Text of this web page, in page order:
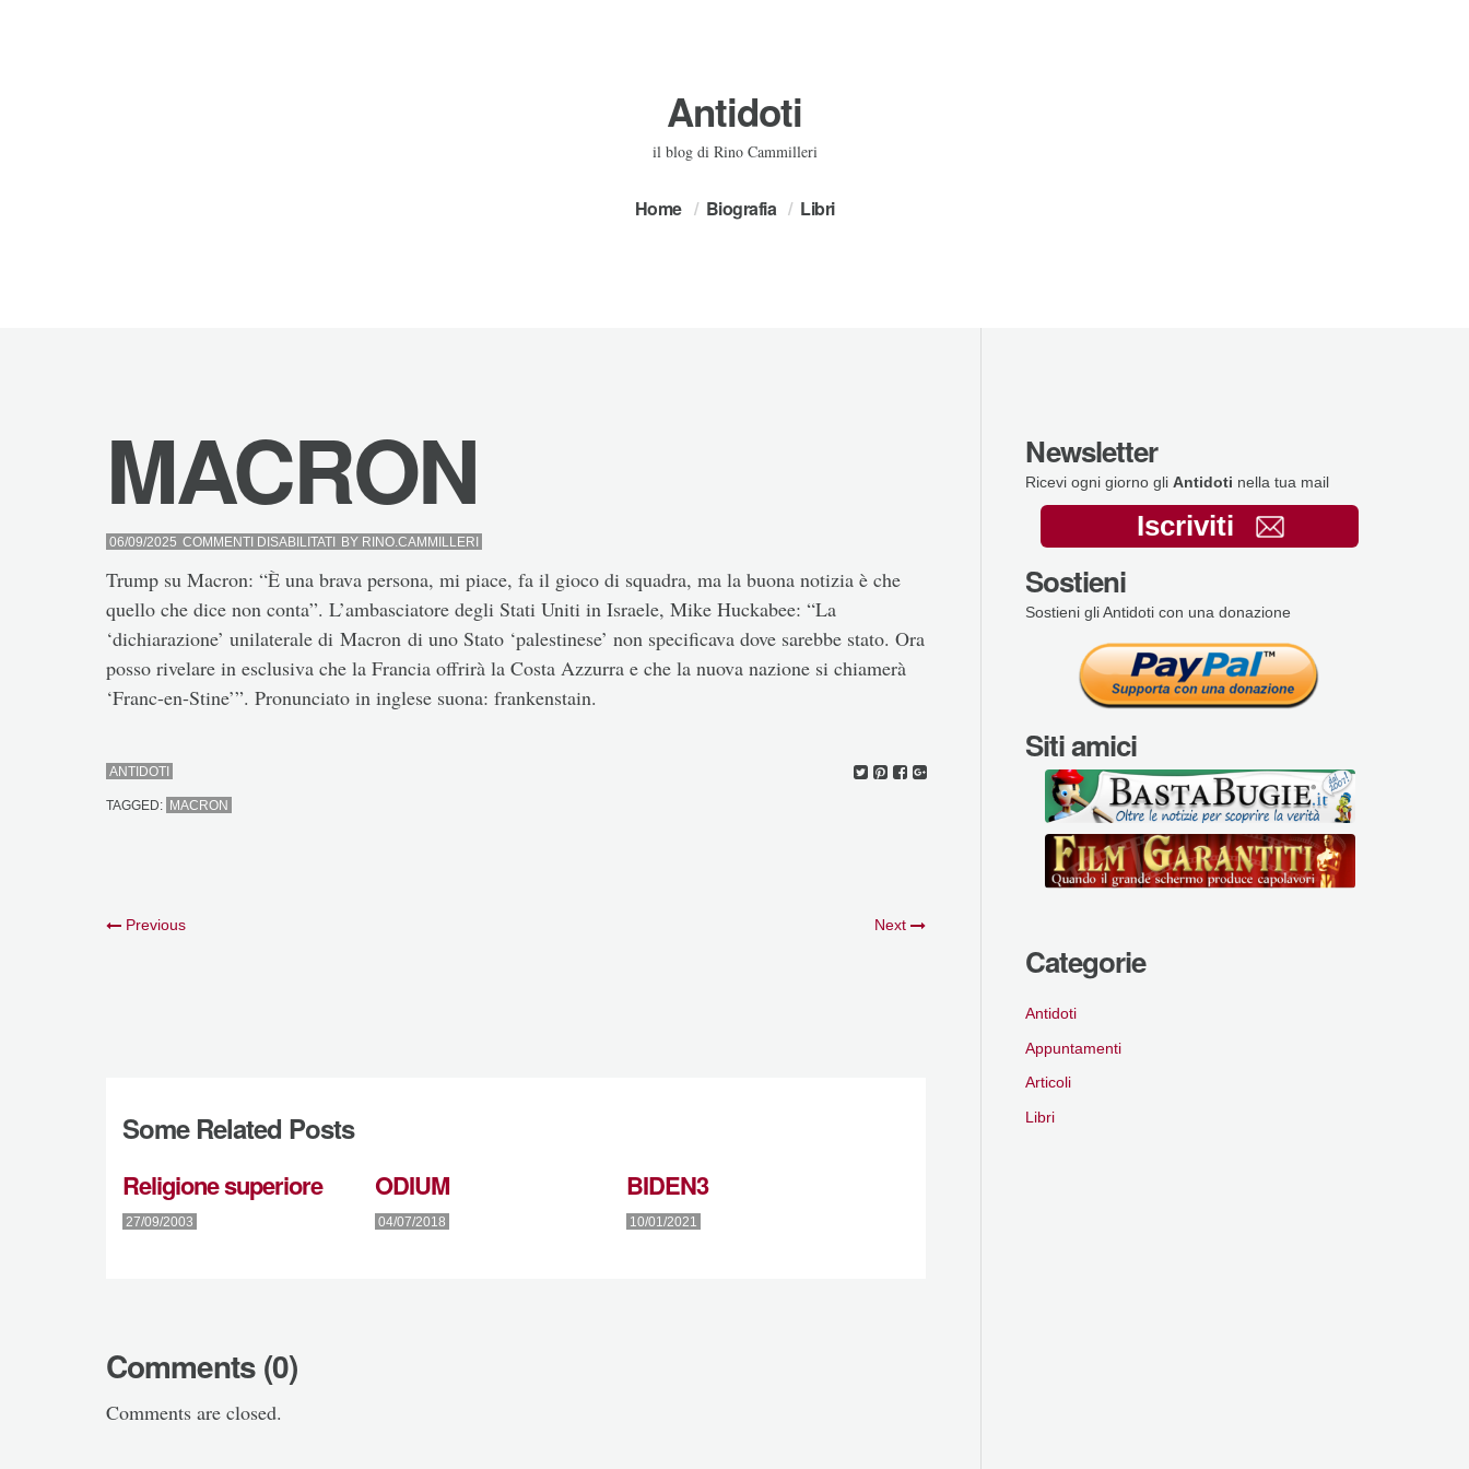
Antidoti
il blog di Rino Cammilleri
Home Biografia Libri
MACRON
06/09/2025 COMMENTI DISABILITATISUBY RINO.CAMMILLERI
Trump su Macron: “È una brava persona, mi piace, fa il gioco di squadra, ma la buona notizia è che
quello che dice non conta”. L’ambasciatore degli Stati Uniti in Israele, Mike Huckabee: “La
‘dichiarazione’ unilaterale di Macron di uno Stato ‘palestinese’ non specificava dove sarebbe stato. Ora
posso rivelare in esclusiva che la Francia offrirà la Costa Azzurra e che la nuova nazione si chiamerà
‘Franc-en-Stine’”. Pronunciato in inglese suona: frankenstain.
ANTIDOTI
TAGGED: MACRON
Previous Next
Some Related Posts
Religione superiore
27/09/2003
ODIUM
04/07/2018
BIDEN3
10/01/2021
Comments (0)
Comments are closed.
Newsletter
Ricevi ogni giorno gli Antidoti nella tua mail
Iscriviti
Sostieni
Sostieni gli Antidoti con una donazione
Siti amici
Categorie
Antidoti
Appuntamenti
Articoli
Libri